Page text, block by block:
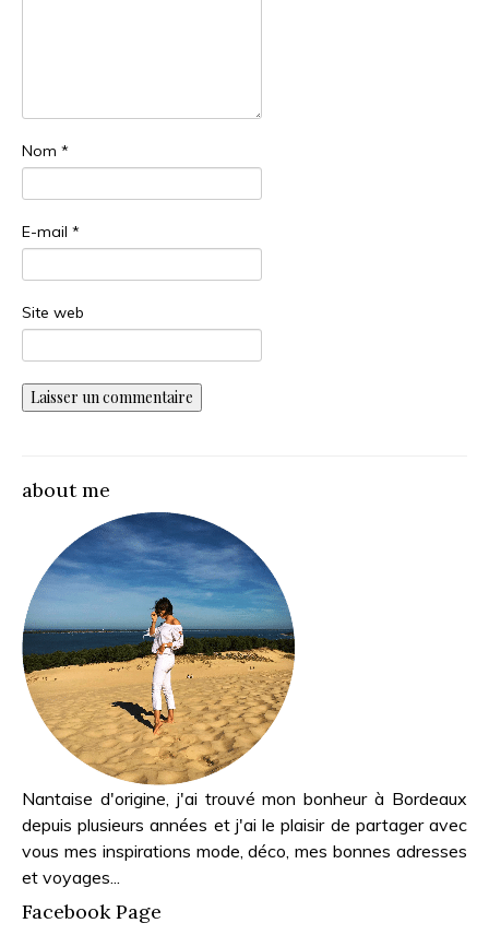
Nom *
E-mail *
Site web
about me
Nantaise d'origine, j'ai trouvé mon bonheur à Bordeaux
depuis plusieurs années et j'ai le plaisir de partager avec
vous mes inspirations mode, déco, mes bonnes adresses
et voyages...
Facebook Page